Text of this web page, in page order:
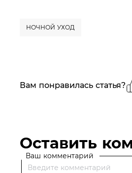
НОЧНОЙ УХОД
Вам понравилась статья?
Оставить
Ваш комментарий